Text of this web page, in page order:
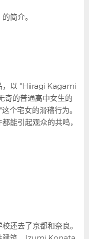
简介。
，以 "Hiiragi Kagami
奇的普通高中女生的
个宅女的滑稽行为。
能引起观众的共鸣，
还去了京都和奈良。